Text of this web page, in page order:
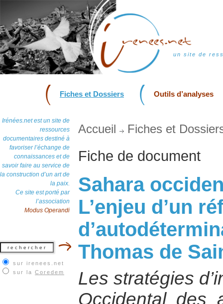
un site de
Fiches et Dossiers Outils d’analyses
Irénées.net est un site de
ressources
documentaires destiné à
favoriser l’échange de
connaissances et de
savoir faire au service de
la construction d’un art de
la paix.
Ce site est porté par
l’association
Modus Operandi
sur irenees.net
sur la Coredem
Accueil Fiches et
Fiche de document
Sahara
L’enjeu d’un
Thomas de
Les stratégies
Occidental des